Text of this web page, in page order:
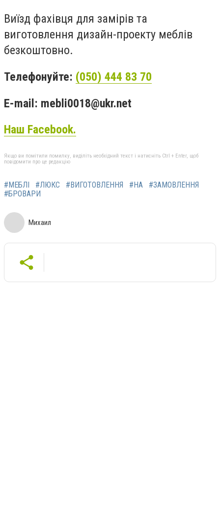
Виїзд фахівця для замірів та
виготовлення дизайн-проекту меблів
безкоштовно.
Телефонуйте: (050) 444 83 70
E-mail: mebli0018@ukr.net
Наш Facebook.
Якщо ви помітили помилку, виділіть необхідний текст і натисніть Ctrl + Enter, щоб
повідомити про це редакцію
#МЕБЛІ #ЛЮКС #ВИГОТОВЛЕННЯ #НА
#ЗАМОВЛЕННЯ
#БРОВАРИ
Михаил